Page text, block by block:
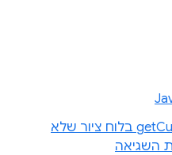
הפונקציה getCurrentTexture()‎ בלוח ציור שלא
השגיאה